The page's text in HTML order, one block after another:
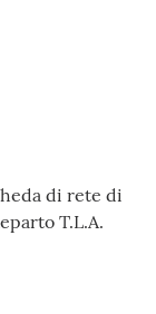
di rete di
T.L.A.